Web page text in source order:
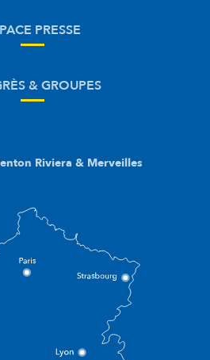
PRESSE
& GROUPES
Riviera & Merveilles